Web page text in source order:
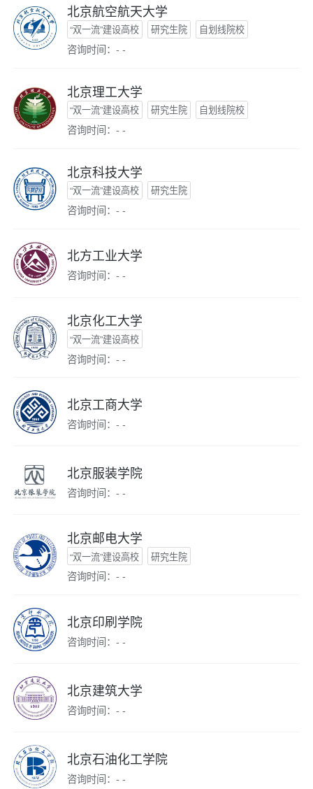
北京航空航天大学
“双一流”建设高校 研究生院 自划线院校
咨询时间：- -
北京理工大学
“双一流”建设高校 研究生院 自划线院校
咨询时间：- -
北京科技大学
“双一流”建设高校 研究生院
咨询时间：- -
北方工业大学
咨询时间：- -
北京化工大学
“双一流”建设高校
咨询时间：- -
北京工商大学
咨询时间：- -
北京服装学院
咨询时间：- -
北京邮电大学
“双一流”建设高校 研究生院
咨询时间：- -
北京印刷学院
咨询时间：- -
北京建筑大学
咨询时间：- -
北京石油化工学院
咨询时间：- -